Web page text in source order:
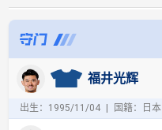
守
门
员
福井光辉
出生：1995/11/04 国籍：日本